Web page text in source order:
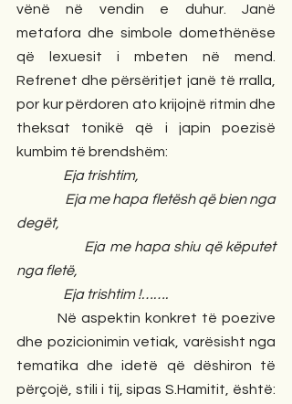
vënë në vendin e duhur. Janë
metafora dhe simbole domethënëse
që lexuesit i mbeten në mend.
Refrenet dhe përsëritjet janë të rralla,
por kur përdoren ato krijojnë ritmin dhe
theksat tonikë që i japin poezisë
kumbim të brendshëm:
                 Eja trishtim,
degët,
nga fletë,
                 Eja trishtim !…….
dhe pozicionimin vetiak, varësisht nga
tematika dhe idetë që dëshiron të
përçojë, stili i tij, sipas S.Hamitit, është: